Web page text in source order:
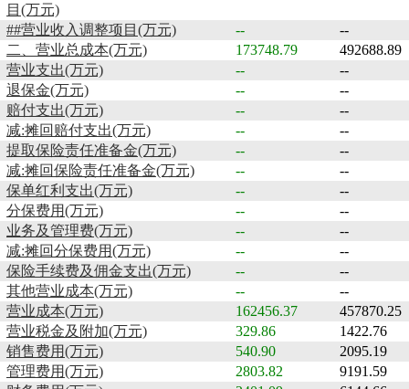
目(万元)
##营业收入调整项目(万元) --
--
二、营业总成本(万元)
173748.79
492688.89
营业支出(万元)
--
--
退保金(万元)
--
--
赔付支出(万元)
--
--
减:摊回赔付支出(万元)
--
--
提取保险责任准备金(万元)
--
--
减:摊回保险责任准备金(万元)
--
--
保单红利支出(万元)
--
--
分保费用(万元)
--
--
业务及管理费(万元)
--
--
减:摊回分保费用(万元)
--
--
保险手续费及佣金支出(万元)
--
--
其他营业成本(万元)
--
--
营业成本(万元)
162456.37
457870.25
营业税金及附加(万元)
329.86
1422.76
销售费用(万元)
540.90
2095.19
管理费用(万元)
2803.82
9191.59